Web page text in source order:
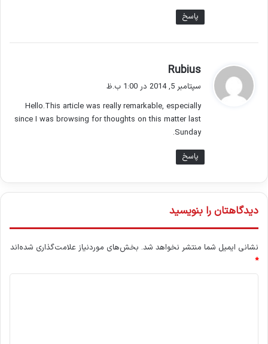
پاسخ
Rubius
ف
:
سپتامبر 5, 2014 در 1:00 ب.ظ
Hello.This article was really remarkable, especially
since I was browsing for thoughts on this matter last
Sunday.
پاسخ
دیدگاهتان را بنویسید
نشانی ایمیل شما منتشر نخواهد شد. بخش‌های موردنیاز علامت‌گذاری شده‌اند
*